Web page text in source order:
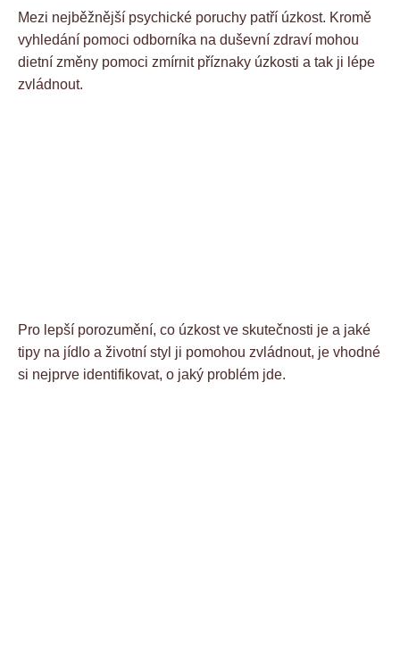
Mezi nejběžnější psychické poruchy patří úzkost. Kromě
vyhledání pomoci odborníka na duševní zdraví mohou
dietní změny pomoci zmírnit příznaky úzkosti a tak ji lépe
zvládnout.
Pro lepší porozumění, co úzkost ve skutečnosti je a jaké
tipy na jídlo a životní styl ji pomohou zvládnout, je vhodné
si nejprve identifikovat, o jaký problém jde.